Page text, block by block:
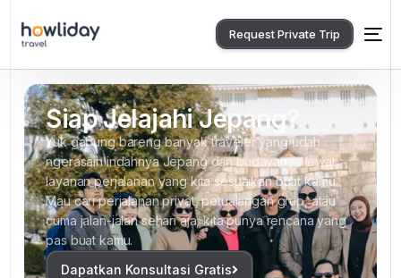
Request Private Trip
Siap Jelajahi Jepang?
Yuk gabung bareng banyak traveler yang udah
ngerasain indahnya Jepang dan budayanya lewat
layanan perjalanan yang kita sesuaikan buat kamu.
Mau cari perjalanan privat, petualangan grup, atau
cuma jalan-jalan sehari aja, kita punya rencana yang
pas buat kamu.
Dapatkan Konsultasi Gratis